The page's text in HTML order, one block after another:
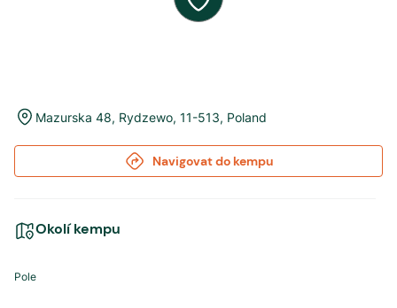
Mazurska 48, Rydzewo, 11-513, Poland
Navigovat do kempu
Okolí kempu
Pole